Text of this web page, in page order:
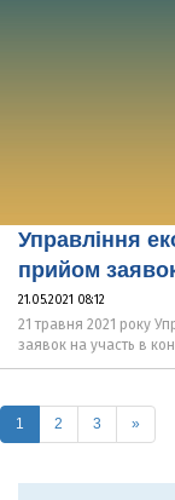
Управління
прийом
21.05.2021 08:12
21 травня 2021 року
заявок на участь в
1 (current)
2 3 »